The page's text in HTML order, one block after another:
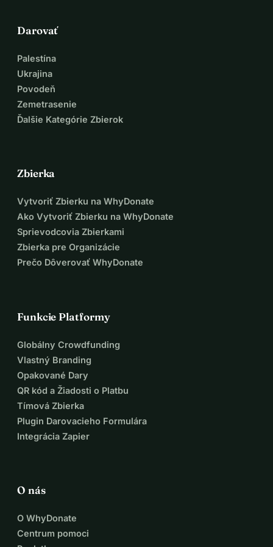
Darovať
Palestína
Ukrajina
Povodeň
Zemetrasenie
Ďalšie Kategórie Zbierok
Zbierka
Vytvoriť Zbierku na WhyDonate
Ako Vytvoriť Zbierku na WhyDonate
Sprievodcovia Zbierkami
Zbierka pre Organizácie
Prečo Dôverovať WhyDonate
Funkcie Platformy
Globálny Crowdfunding
Vlastný Branding
Opakované Dary
QR kód a Žiadosti o Platbu
Tímová Zbierka
Plugin Darovacieho Formulára
Integrácia Zapier
O nás
O WhyDonate
Centrum pomoci